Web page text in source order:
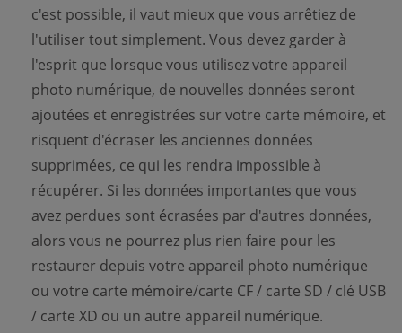
c'est possible, il vaut mieux que vous arrêtiez de
l'utiliser tout simplement. Vous devez garder à
l'esprit que lorsque vous utilisez votre appareil
photo numérique, de nouvelles données seront
ajoutées et enregistrées sur votre carte mémoire, et
risquent d'écraser les anciennes données
supprimées, ce qui les rendra impossible à
récupérer. Si les données importantes que vous
avez perdues sont écrasées par d'autres données,
alors vous ne pourrez plus rien faire pour les
restaurer depuis votre appareil photo numérique
ou votre carte mémoire/carte CF / carte SD / clé USB
/ carte XD ou un autre appareil numérique.